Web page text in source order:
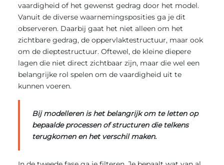
vaardigheid of het gewenst gedrag door het model.
Vanuit de diverse waarnemingsposities ga je dit
observeren. Daarbij gaat het niet alleen om het
zichtbare gedrag, de oppervlaktestructuur, maar ook
om de dieptestructuur. Oftewel, de kleine diepere
lagen die niet direct zichtbaar zijn, maar die wel een
belangrijke rol spelen om de vaardigheid uit te
kunnen voeren.
Bij modelleren is het belangrijk om te letten op
bepaalde processen of structuren die telkens
terugkomen en het verschil maken.